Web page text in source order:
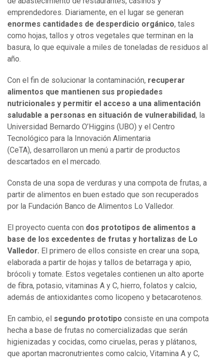
emprendedores. Diariamente, en el lugar se generan
enormes cantidades de desperdicio orgánico, tales
como hojas, tallos y otros vegetales que terminan en la
basura, lo que equivale a miles de toneladas de residuos al
año.
Con el fin de solucionar la contaminación, recuperar
alimentos que mantienen sus propiedades
nutricionales y permitir el acceso a una alimentación
saludable a personas en situación de vulnerabilidad, la
Universidad Bernardo O’Higgins (UBO) y el Centro
Tecnológico para la Innovación Alimentaria
(CeTA), desarrollaron un menú a partir de productos
descartados en el mercado.
Consta de una sopa de verduras y una compota de frutas, a
partir de alimentos en buen estado que son recuperados
por la Fundación Banco de Alimentos Lo Valledor.
El proyecto cuenta con dos prototipos de alimentos a
base de los excedentes de frutas y hortalizas de Lo
Valledor. El primero de ellos consiste en crear una sopa,
elaborada a partir de hojas y tallos de betarraga y apio,
brócoli y tomate. Estos vegetales contienen un alto aporte
de fibra, potasio, vitaminas A y C, hierro, folatos y calcio,
además de antioxidantes como licopeno y betacarotenos.
En cambio, el segundo prototipo consiste en una compota
hecha a base de frutas no comercializadas que serán
higienizadas y cocidas, como ciruelas, peras y plátanos,
que aportan macronutrientes como calcio, Vitamina A y C,